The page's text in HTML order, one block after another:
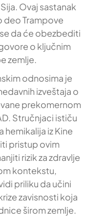
Ovaj sastanak
deo Trampove
da će obezbediti
o ključnim
zemlje.
odnosima je
izveštaja o
prekomernom
Stručnjaci ističu
hemikalija iz Kine
pristup ovim
rizik za zdravlje
kontekstu,
priliku da učini
zavisnosti koja
širom zemlje.